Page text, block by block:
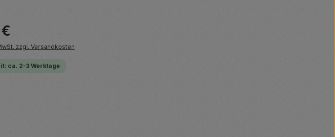
zzgl. Versandkosten
ca. 2-3 Werktage